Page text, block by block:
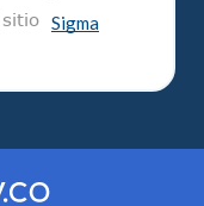
sitio Sigma